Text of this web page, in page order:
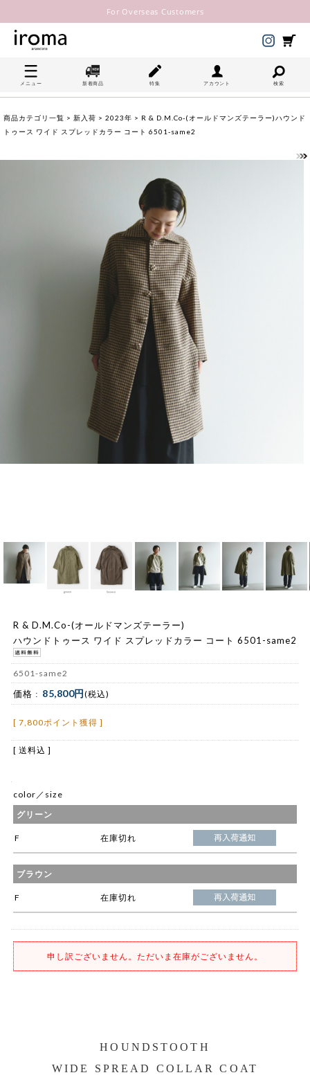
For Overseas Customers
メニュー 新着商品 特集 アカウント 検索
商品カテゴリ一覧 > 新入荷 > 2023年 > R & D.M.Co-(オールドマンズテーラー)ハウンド
トゥース ワイド スプレッドカラー コート 6501-same2
R & D.M.Co-(オールドマンズテーラー)
ハウンドトゥース ワイド スプレッドカラー コート 6501-same2
6501-same2
価格 : 85,800円(税込)
[ 7,800ポイント獲得 ]
[ 送料込 ]
color／size
グリーン
F 在庫切れ
ブラウン
F 在庫切れ
申し訳ございません。ただいま在庫がございません。
HOUNDSTOOTH
WIDE SPREAD COLLAR COAT